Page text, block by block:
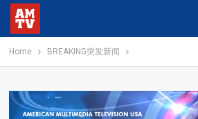
Home BREAKING突发新闻